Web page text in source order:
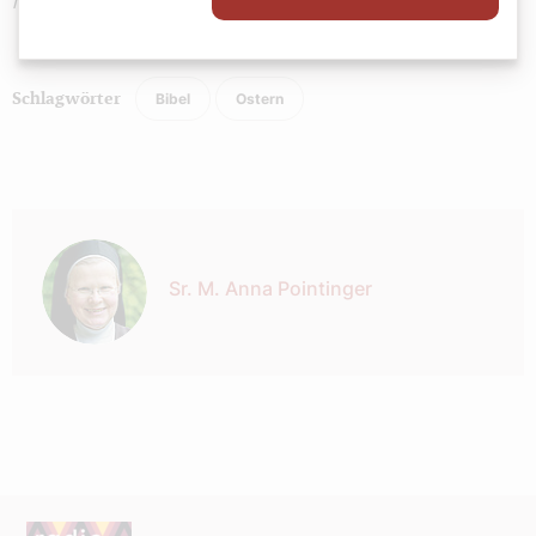
Schlagwörter Bibel Ostern
Sr. M. Anna Pointinger